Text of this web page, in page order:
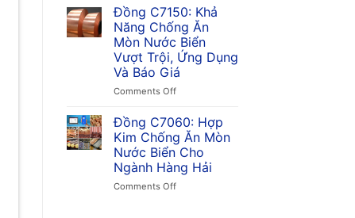
Thiếc,
Ứng
Dụng
&
Giá
C7351:
Hợp
Kim
Đồng
Chống
Ăn
Mòn,
Trong
Ngành
Hàng
Hải
Đồng C7150: Khả
Năng Chống Ăn
Mòn Nước Biển
Vượt Trội, Ứng Dụng
Và Báo Giá
Comments Offon
C7150:
Khả
Năng
Chống
Ăn
Mòn
Đồng C7060: Hợp
Kim Chống Ăn Mòn
Nước Biển Cho
Ngành Hàng Hải
Comments Offon